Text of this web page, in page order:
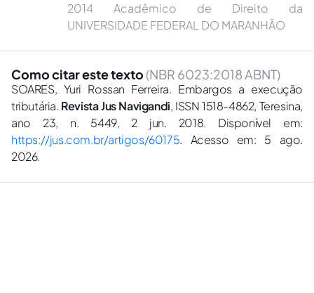
2014 Acadêmico de Direito da
UNIVERSIDADE FEDERAL DO MARANHÃO
Como citar este texto (NBR 6023:2018 ABNT)
SOARES, Yuri Rossan Ferreira. Embargos a execução
tributária. Revista Jus Navigandi, ISSN 1518-4862, Teresina,
ano 23, n. 5449, 2 jun. 2018. Disponível em:
https://jus.com.br/artigos/60175. Acesso em: 5 ago.
2026.